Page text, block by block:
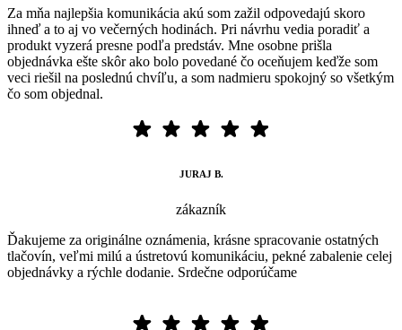
Za mňa najlepšia komunikácia akú som zažil odpovedajú skoro
ihneď a to aj vo večerných hodinách. Pri návrhu vedia poradiť a
produkt vyzerá presne podľa predstáv. Mne osobne prišla
objednávka ešte skôr ako bolo povedané čo oceňujem keďže som
veci riešil na poslednú chvíľu, a som nadmieru spokojný so všetkým
čo som objednal.
JURAJ B.
zákazník
Ďakujeme za originálne oznámenia, krásne spracovanie ostatných
tlačovín, veľmi milú a ústretovú komunikáciu, pekné zabalenie celej
objednávky a rýchle dodanie. Srdečne odporúčame